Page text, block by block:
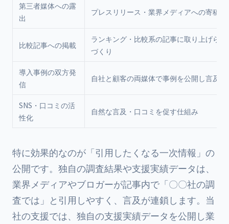
第三者媒体への露
出
プレスリリース・業界メディアへの寄稿・
比較記事への掲載
ランキング・比較系の記事に取り上げら
づくり
導入事例の双方発
信
自社と顧客の両媒体で事例を公開し言及
SNS・口コミの活
性化
自然な言及・口コミを促す仕組み
特に効果的なのが「引用したくなる一次情報」の
公開です。独自の調査結果や支援実績データは、
業界メディアやブロガーが記事内で「〇〇社の調
査では」と引用しやすく、言及が連鎖します。当
社の支援では、独自の支援実績データを公開し業